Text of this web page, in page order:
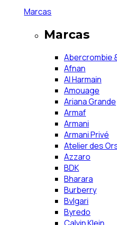
Marcas
Marcas
Abercrombie
Afnan
Al Harmain
Amouage
Ariana Grande
Armaf
Armani
Armani Privé
Atelier des
Azzaro
BDK
Bharara
Burberry
Bvlgari
Byredo